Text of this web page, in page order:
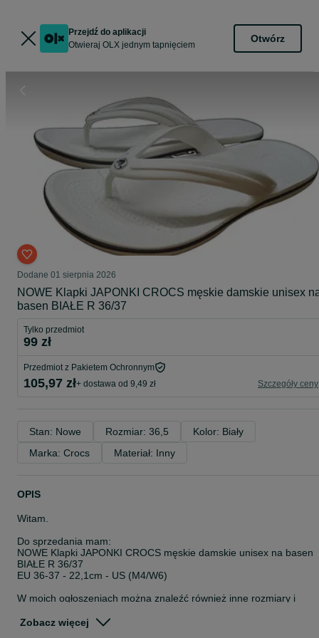
Przejdź do aplikacji
Otwieraj OLX jednym tapnięciem
Otwórz
Dodane 01 sierpnia 2026
NOWE Klapki JAPONKI CROCS męskie damskie unisex
basen BIAŁE R 36/37
Tylko przedmiot
99 zł
Przedmiot z Pakietem Ochronnym
105,97 zł+ dostawa od 9,49 zł Szczegóły ceny
Stan: Nowe Rozmiar: 36,5
Kolor: Biały
Marka: Crocs
Materiał: Inny
OPIS
Witam.
Do sprzedania mam:
NOWE Klapki JAPONKI CROCS męskie damskie unisex na basen
BIAŁE R 36/37
EU 36-37 - 22,1cm - US (M4/W6)
W moich ogłoszeniach można znaleźć również inne rozmiary i
Zdjęcie poglądowe – może przedstawiać klapki w innym rozmiarze.
Zobacz więcej